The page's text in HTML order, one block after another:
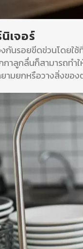
เจอร์
นรอยขีดข่วนโดยใช้
าลูกลื่นก็สามารถทำ
ามยกหรือวางสิ่งของ